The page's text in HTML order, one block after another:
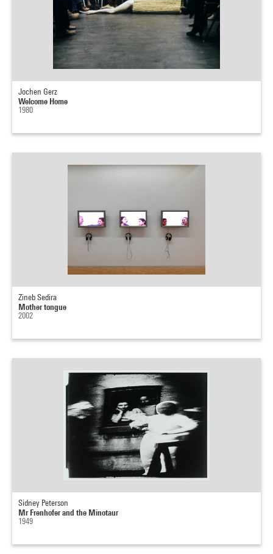
Jochen Gerz
Welcome Home
1980
Zineb Sedira
Mother tongue
2002
Sidney Peterson
Mr Frenhofer and the Minotaur
1949